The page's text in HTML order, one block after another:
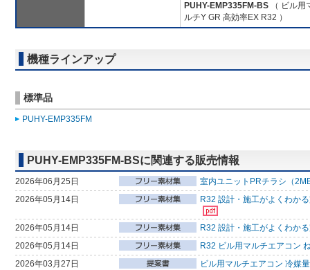
PUHY-EMP335FM-BS （ ビル
ルチY GR 高効率EX R32 ）
機種ラインアップ
標準品
PUHY-EMP335FM
PUHY-EMP335FM-BSに関連する販売情報
2026年06月25日
室内ユニットPRチラシ（
2026年05月14日
R32 設計・施工がよくわか
2026年05月14日
R32 設計・施工がよくわか
2026年05月14日
R32 ビル用マルチエアコン
2026年03月27日
ビル用マルチエアコン 冷媒